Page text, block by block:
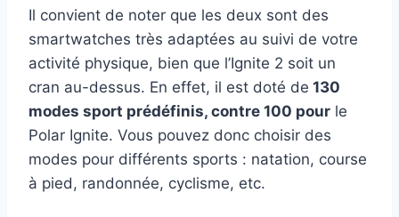
Il convient de noter que les deux sont des
smartwatches très adaptées au suivi de votre
activité physique, bien que l’Ignite 2 soit un
cran au-dessus. En effet, il est doté de 130
modes sport prédéfinis, contre 100 pour le
Polar Ignite. Vous pouvez donc choisir des
modes pour différents sports : natation, course
à pied, randonnée, cyclisme, etc.